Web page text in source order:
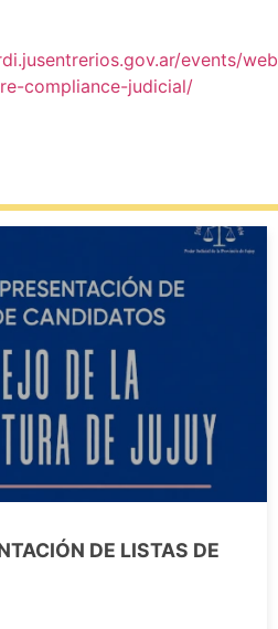
events/
compliance-judicial/
DE LISTAS DE